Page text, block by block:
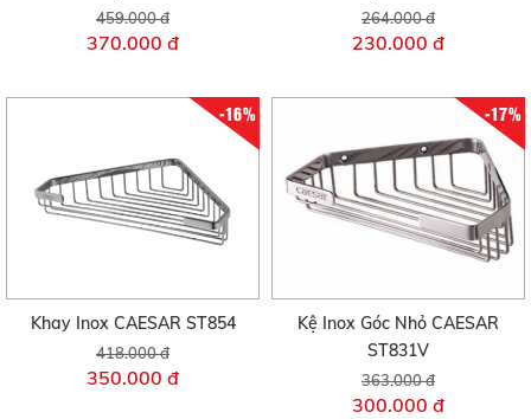
459.000 đ
370.000 đ
264.000 đ
230.000 đ
-16%
Khay Inox CAESAR ST854
418.000 đ
350.000 đ
-17%
Kệ Inox Góc Nhỏ CAESAR
ST831V
363.000 đ
300.000 đ